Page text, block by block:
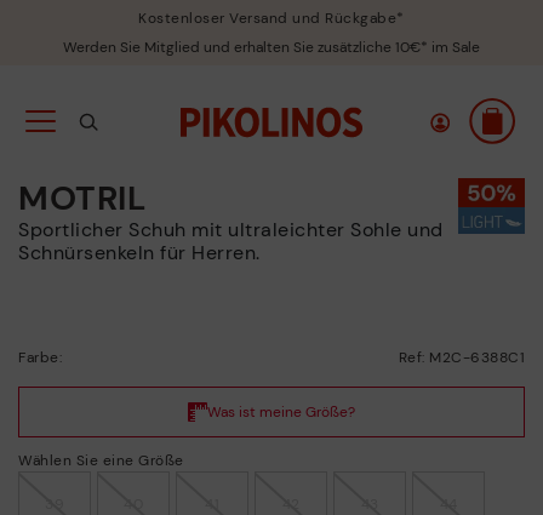
Kostenloser Versand und Rückgabe*
Werden Sie Mitglied und erhalten Sie zusätzliche 10€* im Sale
MOTRIL
Sportlicher Schuh mit ultraleichter Sohle und
Schnürsenkeln für Herren.
Farbe: Ref: M2C-6388C1
Wählen Sie eine Größe